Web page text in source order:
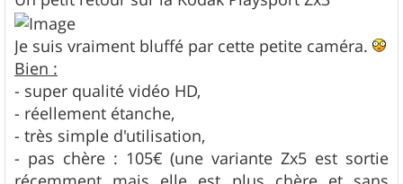
s
a
g
e
Je suis vraiment bluffé par cette petite caméra.
Bien :
- super qualité vidéo HD,
- réellement étanche,
- très simple d'utilisation,
- pas chère : 105€ (une variante Zx5 est sortie